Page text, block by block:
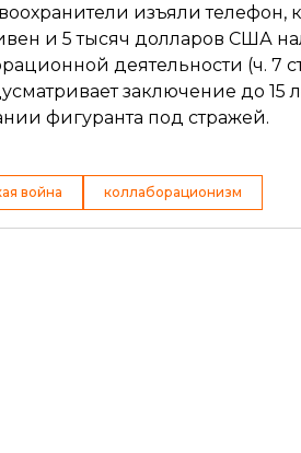
изъяли телефон,
и 5 тысяч долларов США
деятельности (ч. 7 ст.
заключение до 15
фигуранта под стражей.
война коллаборационизм